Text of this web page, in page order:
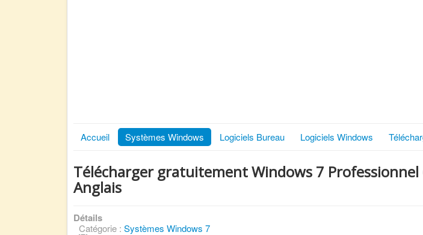
Accueil Systèmes Windows Logiciels Bureau Logiciels Windows
Télécharger gratuitement Windows 7
Anglais
Détails
Catégorie : Systèmes Windows 7